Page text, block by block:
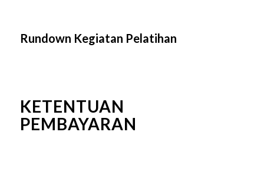
Rundown Kegiatan Pelatihan
KETENTUAN
PEMBAYARAN